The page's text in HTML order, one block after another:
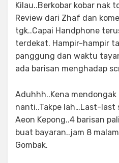
Kilau..Berkobar kobar nak
Review dari Zhaf dan
tgk..Capai Handphone
terdekat. Hampir-hampir
panggung dan waktu
ada barisan menghadap
Aduhhh..Kena
nanti..Takpe lah…Last-last
Aeon Kepong..4 barisan
buat bayaran..jam 8
Gombak.